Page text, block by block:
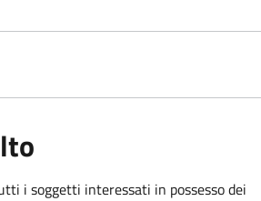
i soggetti interessati in possesso dei